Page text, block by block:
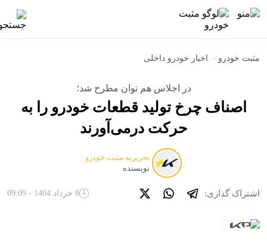
مثبت خودرو> اخبار خودرو داخلی
در اجلاس هم توان مطرح شد؛
اصناف چرخ تولید قطعات خودرو را به
حرکت درمی‌آورند
تحریریه مثبت خودرو
نویسنده
اشتراک گذاری: 8 خرداد 1404 - 09:09